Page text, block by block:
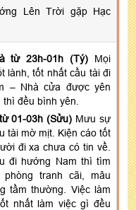
Lên Trời gặp Hạc
từ 23h-01h (Tý)
Mọi
lành, tốt nhất cầu tài đi
– Nhà cửa được yên
đều bình yên.
01-03h (Sửu) Mưu sự
tài mờ mịt. Kiện cáo tốt
đi xa chưa có tin về.
đi hướng Nam thì tìm
tranh cãi, mâu
tầm thường. Việc làm
nhất làm việc gì đều